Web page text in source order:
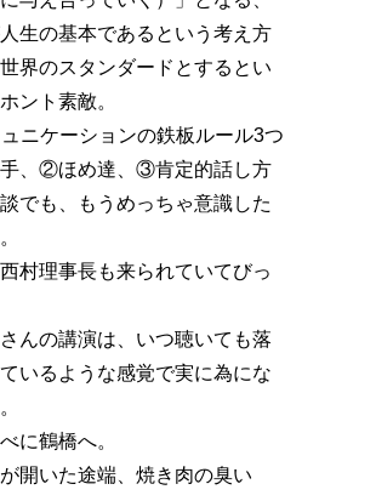
生の基本であるという考え方
界のスタンダードとするとい
ント素敵。
ニケーションの鉄板ルール3つ
、②ほめ達、③肯定的話し方
でも、もうめっちゃ意識した
村理事長も来られていてびっ
んの講演は、いつ聴いても落
いるような感覚で実に為にな
に鶴橋へ。
開いた途端、焼き肉の臭い